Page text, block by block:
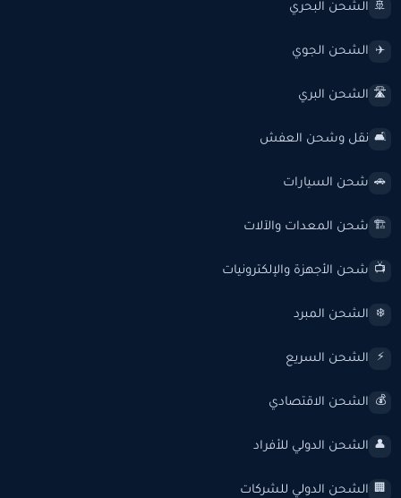
🚢 الشحن البحري
✈️ الشحن الجوي
🛣️ الشحن البري
🛋️ نقل وشحن العفش
🚗 شحن السيارات
🏗️ شحن المعدات والآلات
📺 شحن الأجهزة والإلكترونيات
❄️ الشحن المبرد
⚡ الشحن السريع
💰 الشحن الاقتصادي
👤 الشحن الدولي للأفراد
🏢 الشحن الدولي للشركات